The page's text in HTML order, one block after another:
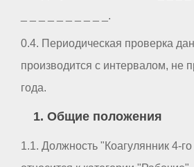
_ _ _ _ _ _ _ _ _ _.
0.4. Периодическая проверка
производится с интервалом,
года.
1. Общие положения
1.1. Должность "Коагулянник 4-